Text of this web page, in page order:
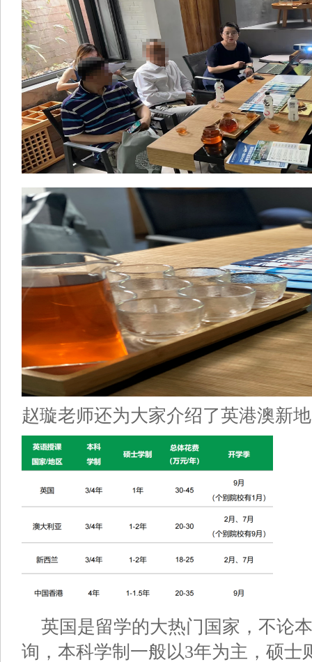
赵璇老师还为大家介绍了英港澳新
英国是留学的大热门国家，不论
询，本科学制一般以3年为主，硕士